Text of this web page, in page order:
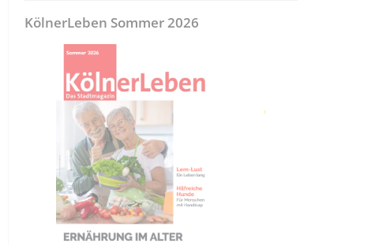
KölnerLeben Sommer 2026